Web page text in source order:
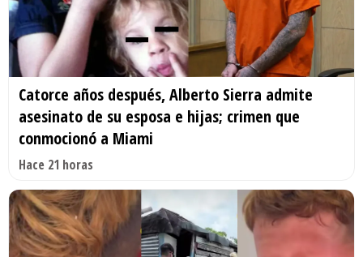
Catorce años después, Alberto Sierra admite
asesinato de su esposa e hijas; crimen que
conmocionó a Miami
Hace 21 horas